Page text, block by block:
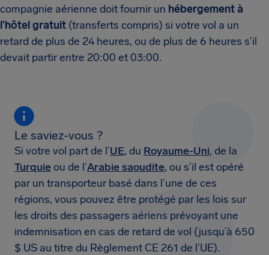
compagnie aérienne doit fournir un hébergement à
l’hôtel gratuit (transferts compris) si votre vol a un
retard de plus de 24 heures, ou de plus de 6 heures s’il
devait partir entre 20:00 et 03:00.
Le saviez-vous ?
Si votre vol part de l’UE, du Royaume-Uni, de la
Turquieou de l’Arabie saoudite, ou s’il est opéré
par un transporteur basé dans l’une de ces
régions, vous pouvez être protégé par les lois sur
les droits des passagers aériens prévoyant une
indemnisation en cas de retard de vol (jusqu’à 650
$ US au titre du Règlement CE 261 de l’UE).